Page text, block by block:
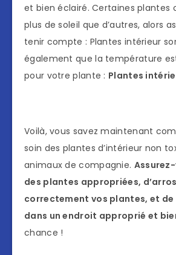
et bien éclairé. Certaines plantes
plus de soleil que d’autres, alors
tenir compte : Plantes intérieur
également que la température
pour votre plante : Plantes
Voilà, vous savez maintenant
soin des plantes d’intérieur non
animaux de compagnie.
des plantes appropriées,
correctement vos plantes, et
dans un endroit approprié et
chance !